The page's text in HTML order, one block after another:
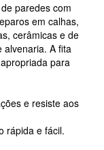
paredes com
em calhas,
cerâmicas e de
alvenaria. A fita
para
e resiste aos
rápida e fácil.